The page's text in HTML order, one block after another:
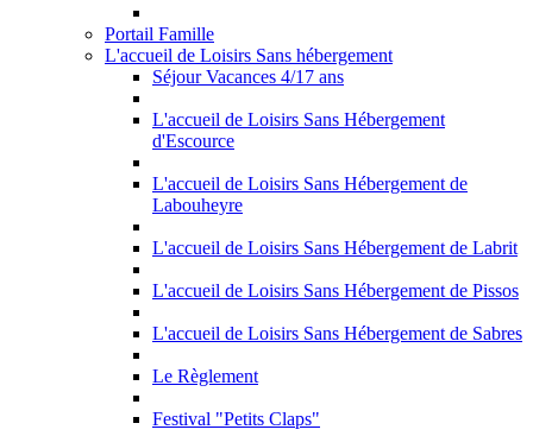
Portail Famille
L'accueil de Loisirs Sans hébergement
Séjour Vacances 4/17 ans
L'accueil de Loisirs Sans Hébergement
d'Escource
L'accueil de Loisirs Sans Hébergement de
Labouheyre
L'accueil de Loisirs Sans Hébergement de Labrit
L'accueil de Loisirs Sans Hébergement de Pissos
L'accueil de Loisirs Sans Hébergement de Sabres
Le Règlement
Festival "Petits Claps"